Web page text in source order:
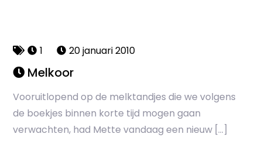
1 20 januari 2010
Melkoor
Vooruitlopend op de melktandjes die we volgens
de boekjes binnen korte tijd mogen gaan
verwachten, had Mette vandaag een nieuw […]